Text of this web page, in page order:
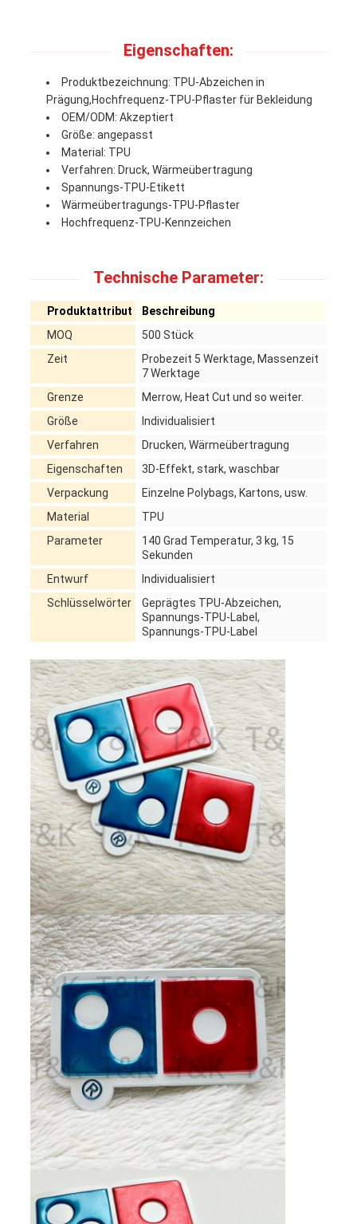
Eigenschaften:
Produktbezeichnung: TPU-Abzeichen in
Prägung,Hochfrequenz-TPU-Pflaster für Bekleidung
OEM/ODM: Akzeptiert
Größe: angepasst
Material: TPU
Verfahren: Druck, Wärmeübertragung
Spannungs-TPU-Etikett
Wärmeübertragungs-TPU-Pflaster
Hochfrequenz-TPU-Kennzeichen
Technische Parameter:
Produktattribut
Beschreibung
MOQ
500 Stück
Zeit
Probezeit 5 Werktage, Massenzeit
7 Werktage
Grenze
Merrow, Heat Cut und so weiter.
Größe
Individualisiert
Verfahren
Drucken, Wärmeübertragung
Eigenschaften
3D-Effekt, stark, waschbar
Verpackung
Einzelne Polybags, Kartons, usw.
Material
TPU
Parameter
140 Grad Temperatur, 3 kg, 15
Sekunden
Entwurf
Individualisiert
Schlüsselwörter
Geprägtes TPU-Abzeichen,
Spannungs-TPU-Label,
Spannungs-TPU-Label